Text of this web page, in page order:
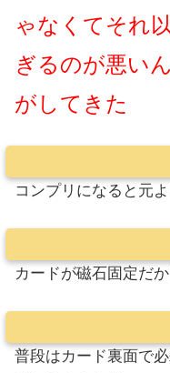
ゃなくてそれ
ぎるのが悪い
がしてきた
コンプリになると元
カードが磁石固定だ
普段はカード裏面で